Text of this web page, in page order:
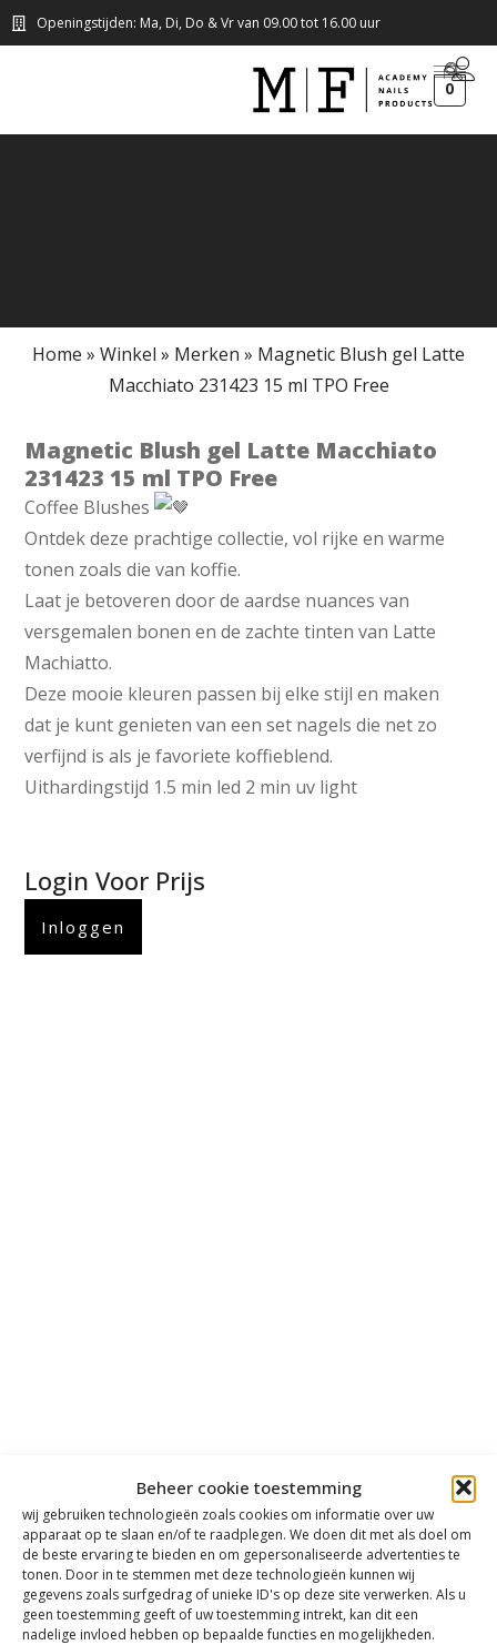
Beheer cookie toestemming
wij gebruiken technologieën zoals cookies om informatie over uw
apparaat op te slaan en/of te raadplegen. We doen dit met als doel om
de beste ervaring te bieden en om gepersonaliseerde advertenties te
tonen. Door in te stemmen met deze technologieën kunnen wij
gegevens zoals surfgedrag of unieke ID's op deze site verwerken. Als u
geen toestemming geeft of uw toestemming intrekt, kan dit een
nadelige invloed hebben op bepaalde functies en mogelijkheden.
Openingstijden: Ma, Di, Do & Vr van 09.00 tot 16.00 uur
0
Home » Winkel » Merken » Magnetic Blush gel Latte
Macchiato 231423 15 ml TPO Free
Magnetic Blush gel Latte Macchiato
231423 15 ml TPO Free
Coffee Blushes
Ontdek deze prachtige collectie, vol rijke en warme
tonen zoals die van koffie.
Laat je betoveren door de aardse nuances van
versgemalen bonen en de zachte tinten van Latte
Machiatto.
Deze mooie kleuren passen bij elke stijl en maken
dat je kunt genieten van een set nagels die net zo
verfijnd is als je favoriete koffieblend.
Uithardingstijd 1.5 min led 2 min uv light
Login Voor Prijs
Inloggen